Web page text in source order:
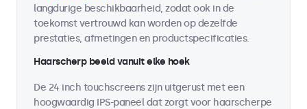
langdurige beschikbaarheid, zodat ook in de
toekomst vertrouwd kan worden op dezelfde
prestaties, afmetingen en productspecificaties.
Haarscherp beeld vanuit elke hoek
De 24 inch touchscreens zijn uitgerust met een
hoogwaardig IPS-paneel dat zorgt voor haarscherpe